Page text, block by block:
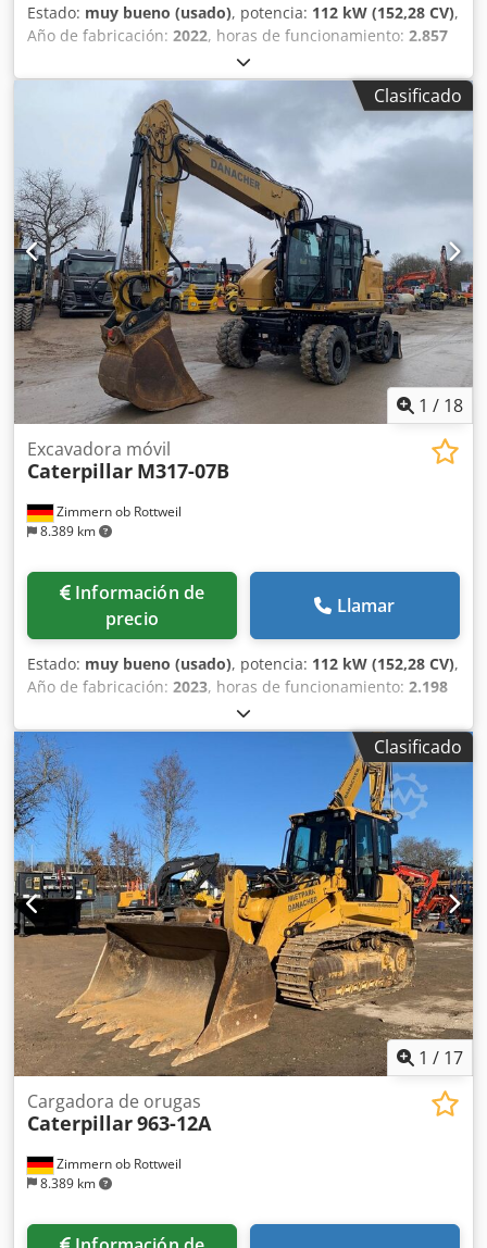
Estado: muy bueno (usado), potencia: 112 kW (152,28 CV),
Año de fabricación: 2022, horas de funcionamiento: 2.857
aire acondicionado
07B Año de fabricación 2022 Horas de funcionamiento:
2.857 h Cabina cerrada Aire acondicionado Radio Cámara
trasera y lateral Pluma ajustable Brazo: 2,50 m Tuberías
completas (martillo, pinza, cizalla) Enganche rápido
OQ70/55 1 x cuchara Sistema de engrase centralizado
Tamaño de neumáticos: 10.00-20, aprox. 30% de vida útil
Soporte de hoja Motor de 129 kW CE Chjdpfx Ajyin Dbsi
Aea Peso operativo: 19 t
Clasificado
1 / 18
Zimmern ob Rottweil
8.389 km
Excavadora móvil
Caterpillar M317-07B
Información de
precio
Llamar
Estado: muy bueno (usado), potencia: 112 kW (152,28 CV),
Año de fabricación: 2023, horas de funcionamiento: 2.198
aire acondicionado, cabina
M317-07B Año de fabricación: 2023 Horas de
funcionamiento: 2198 horas Cabina cerrada Cjdeyi Tp
Nepfx Ai Aeha Aire acondicionado Radio Cámara trasera y
lateral Pluma telescópica Brazo: 2,50 m Instalación
completa de tuberías (para martillo, pinza y cizalla)
Acoplamiento rápido OQ70/55 1 x cucharón Sistema de
lubricación central Tamaño de los neumáticos: 10.00-20,
aproximadamente un 40 % de vida útil restante Soporte
para el contrapeso Motor con 112 kW Certificación CE Peso
operativo: 18,4 toneladas.
Clasificado
1 / 17
Zimmern ob Rottweil
8.389 km
Cargadora de orugas
Caterpillar963-12A